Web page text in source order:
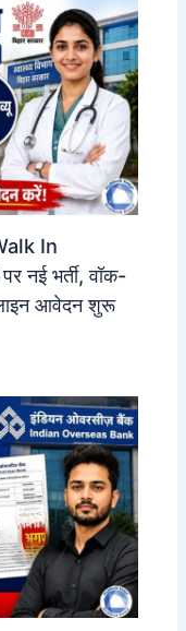
In
नई भर्ती, वॉक-
आवेदन शुरू